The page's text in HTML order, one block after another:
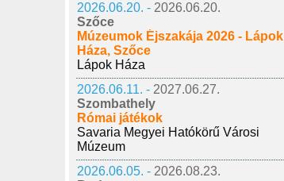
2026.06.20. - 2026.06.20.
Szőce
Múzeumok Éjszakája 2026 - Lápok
Háza, Szőce
Lápok Háza
2026.06.11. - 2027.06.27.
Szombathely
Római játékok
Savaria Megyei Hatókörű Városi
Múzeum
2026.06.05. - 2026.08.23.